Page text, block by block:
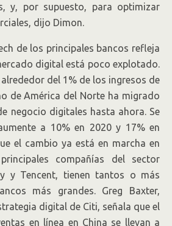
y, por supuesto, para optimizar
dijo Dimon.
de los principales bancos refleja
digital está poco explotado.
del 1% de los ingresos de
de América del Norte ha migrado
negocio digitales hasta ahora. Se
a 10% en 2020 y 17% en
el cambio ya está en marcha en
compañías del sector
y Tencent, tienen tantos o más
más grandes. Greg Baxter,
digital de Citi, señala que el
en línea en China se llevan a